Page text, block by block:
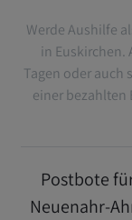
Werde Aushilfe
in Euskirchen.
Tagen oder auch
einer bezahlten
Postbote
Neuenahr-